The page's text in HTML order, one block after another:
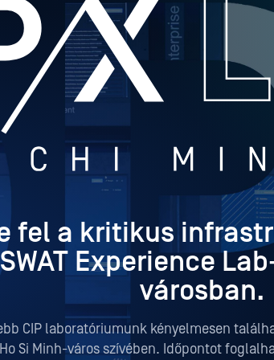
fel a kritikus
Experience
városban.
CIP laboratóriumunk kényelmesen
Si Minh-város szívében. Időpontot